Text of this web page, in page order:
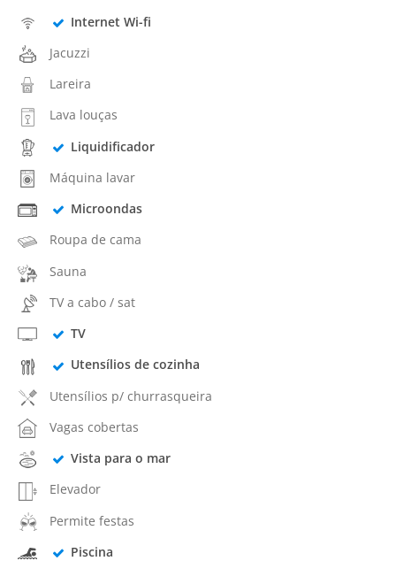
Internet Wi-fi
Jacuzzi
Lareira
Lava louças
Liquidificador
Máquina lavar
Microondas
Roupa de cama
Sauna
TV a cabo / sat
TV
Utensílios de cozinha
Utensílios p/ churrasqueira
Vagas cobertas
Vista para o mar
Elevador
Permite festas
Piscina